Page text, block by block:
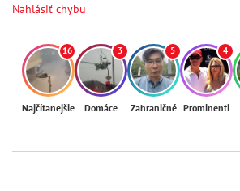
Nahlásiť chybu
16
Najčítanejšie
3
Domáce
5
Zahraničné
4
Prominenti